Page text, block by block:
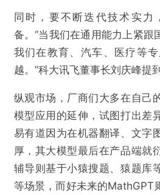
同时，要不断迭代技术实力
备。“当我们在通用能力上紧跟
我们在教育、汽车、医疗等
越。”科大讯飞董事长刘庆峰提到
纵观市场，厂商们大多在自己
模型应用的延伸，试图打出差
易有道因为在机器翻译、文字
厚，其大模型最后在产品端就
辅导则基于小猿搜题、猿题库
等场景，而好未来的MathGPT